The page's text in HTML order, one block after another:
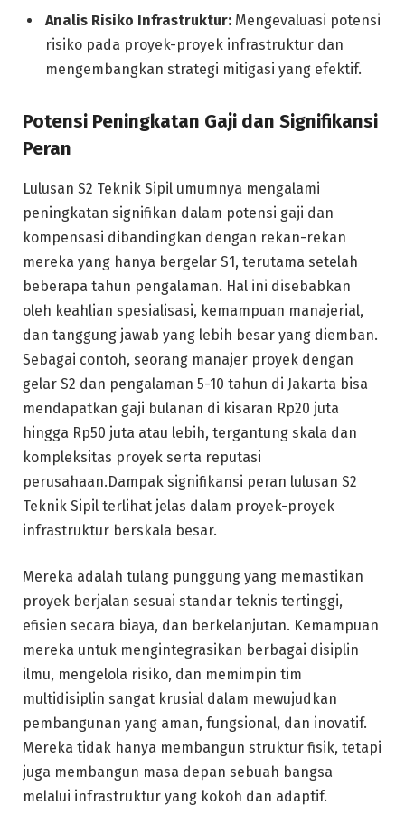
Analis Risiko Infrastruktur: Mengevaluasi potensi
risiko pada proyek-proyek infrastruktur dan
mengembangkan strategi mitigasi yang efektif.
Potensi Peningkatan Gaji dan Signifikansi
Peran
Lulusan S2 Teknik Sipil umumnya mengalami
peningkatan signifikan dalam potensi gaji dan
kompensasi dibandingkan dengan rekan-rekan
mereka yang hanya bergelar S1, terutama setelah
beberapa tahun pengalaman. Hal ini disebabkan
oleh keahlian spesialisasi, kemampuan manajerial,
dan tanggung jawab yang lebih besar yang diemban.
Sebagai contoh, seorang manajer proyek dengan
gelar S2 dan pengalaman 5-10 tahun di Jakarta bisa
mendapatkan gaji bulanan di kisaran Rp20 juta
hingga Rp50 juta atau lebih, tergantung skala dan
kompleksitas proyek serta reputasi
perusahaan.Dampak signifikansi peran lulusan S2
Teknik Sipil terlihat jelas dalam proyek-proyek
infrastruktur berskala besar.
Mereka adalah tulang punggung yang memastikan
proyek berjalan sesuai standar teknis tertinggi,
efisien secara biaya, dan berkelanjutan. Kemampuan
mereka untuk mengintegrasikan berbagai disiplin
ilmu, mengelola risiko, dan memimpin tim
multidisiplin sangat krusial dalam mewujudkan
pembangunan yang aman, fungsional, dan inovatif.
Mereka tidak hanya membangun struktur fisik, tetapi
juga membangun masa depan sebuah bangsa
melalui infrastruktur yang kokoh dan adaptif.